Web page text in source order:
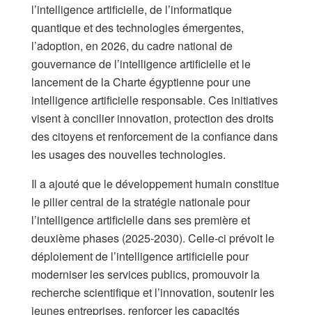
l’intelligence artificielle, de l’informatique
quantique et des technologies émergentes,
l’adoption, en 2026, du cadre national de
gouvernance de l’intelligence artificielle et le
lancement de la Charte égyptienne pour une
intelligence artificielle responsable. Ces initiatives
visent à concilier innovation, protection des droits
des citoyens et renforcement de la confiance dans
les usages des nouvelles technologies.
Il a ajouté que le développement humain constitue
le pilier central de la stratégie nationale pour
l’intelligence artificielle dans ses première et
deuxième phases (2025-2030). Celle-ci prévoit le
déploiement de l’intelligence artificielle pour
moderniser les services publics, promouvoir la
recherche scientifique et l’innovation, soutenir les
jeunes entreprises, renforcer les capacités